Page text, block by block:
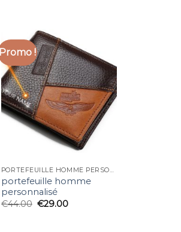
Promo !
PORTEFEUILLE HOMME PERSONNALISÉ
portefeuille homme
personnalisé
€44.00 €29.00